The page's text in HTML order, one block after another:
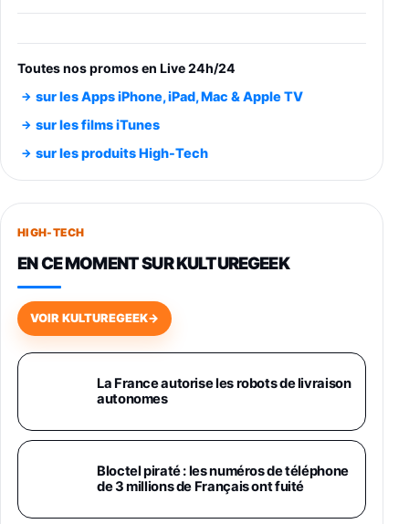
entraénement direct 3 vitesses (33-45-78
trs/min) avec pre-ampli intégré et port USB
Smartphone SAMSUNG Galaxy S26 Ultra
891,99€1199€Fnac (Vendeur Tiers)
Smartphone SAMSUNG Galaxy S26+ Violet
749,99€
648,63€834,71€
Samsung Galaxy Miracle Ultra, Smartphone
Chargeur Secteur Rapide 25W Inclus,
Smartphone déverrouillé, Noir, Version FR
Galaxy S26 Ultra 512 Go Bleu
1019€1399€Fnac (Vendeur Tiers)
Toutes nos promos en Live 24h/24
sur les Apps iPhone, iPad, Mac & Apple TV
sur les films iTunes
sur les produits High-Tech
HIGH-TECH
EN CE MOMENT SUR KULTUREGEEK
VOIR KULTUREGEEK→
La France autorise les robots de livraison
autonomes
Bloctel piraté : les numéros de téléphone
de 3 millions de Français ont fuité